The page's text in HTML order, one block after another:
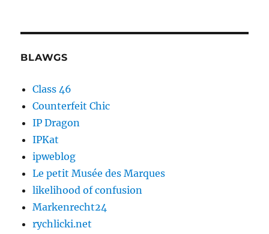
BLAWGS
Class 46
Counterfeit Chic
IP Dragon
IPKat
ipweblog
Le petit Musée des Marques
likelihood of confusion
Markenrecht24
rychlicki.net